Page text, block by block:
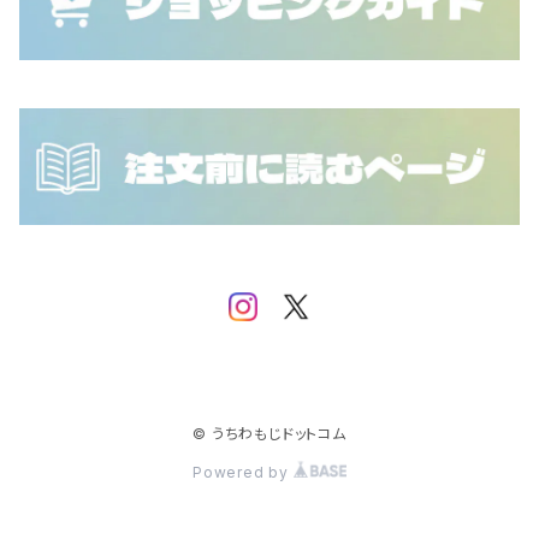
NCT WayV
NCT WISH
SEVENTEEN
SF9
TOMORROW X TOGETHER
IVE
iKON
© うちわもじドットコム
Powered by